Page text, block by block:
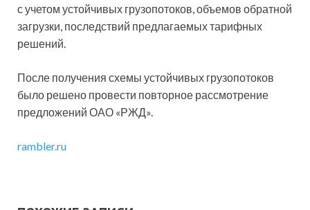
с учетом устойчивых грузопотоков, объемов обратной
загрузки, последствий предлагаемых тарифных
решений.
После получения схемы устойчивых грузопотоков
было решено провести повторное рассмотрение
предложений ОАО «РЖД».
rambler.ru